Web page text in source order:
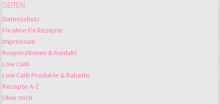
SEITEN
Datenschutz
Fix ohne Fix Rezepte
Impressum
Kooperationen & Kontakt
Low Carb
Low Carb Produkte & Rabatte
Rezepte A-Z
Über mich